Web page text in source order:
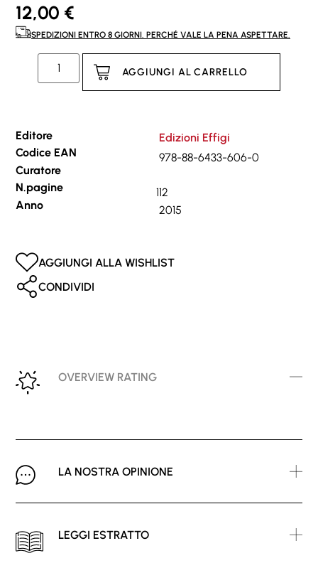
12,00 €
SPEDIZIONI ENTRO 8 GIORNI. PERCHÉ VALE LA PENA ASPETTARE.
AGGIUNGI AL CARRELLO
Editore
Edizioni Effigi
Codice EAN
978-88-6433-606-0
Curatore
N.pagine
112
Anno
2015
AGGIUNGI ALLA WISHLIST
CONDIVIDI
OVERVIEW RATING
LA NOSTRA OPINIONE
LEGGI ESTRATTO